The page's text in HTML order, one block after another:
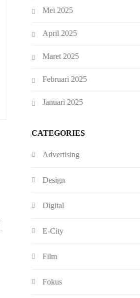
Mei 2025
April 2025
Maret 2025
Februari 2025
Januari 2025
CATEGORIES
Advertising
Design
Digital
E-City
Film
Fokus